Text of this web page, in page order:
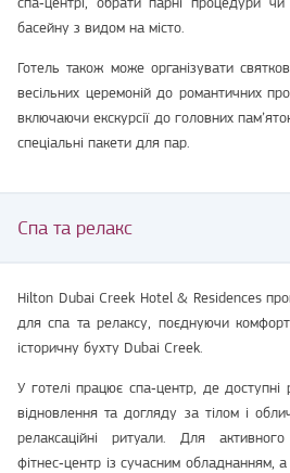
басейну з видом на місто.
Готель також може організувати
весільних церемоній до романтичних
включаючи екскурсії до головних
спеціальні пакети для пар.
Спа та релакс
Hilton Dubai Creek Hotel & Residences
для спа та релаксу, поєднуючи
історичну бухту Dubai Creek.
У готелі працює спа‑центр, де доступні
відновлення та догляду за тілом і
релаксаційні ритуали. Для
фітнес‑центр із сучасним обладнанням,